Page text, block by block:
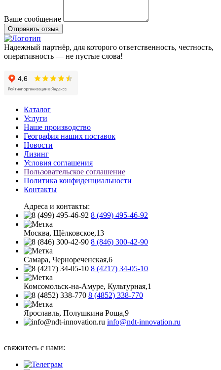
Ваше сообщение
Отправить отзыв
Надежный партнёр, для которого ответственность, честность,
оперативность — не пустые слова!
Каталог
Услуги
Наше производство
География наших поставок
Новости
Лизинг
Условия соглашения
Пользовательское соглашение
Политика конфиденциальности
Контакты
Адреса и контакты:
8 (499) 495-46-92
Москва, Щёлковское,13
8 (846) 300-42-90
Самара, Чернореченская,6
8 (4217) 34-05-10
Комсомольск-на-Амуре, Культурная,1
8 (4852) 338-770
Ярославль, Полушкина Роща,9
info@ndt-innovation.ru
свяжитесь с нами: